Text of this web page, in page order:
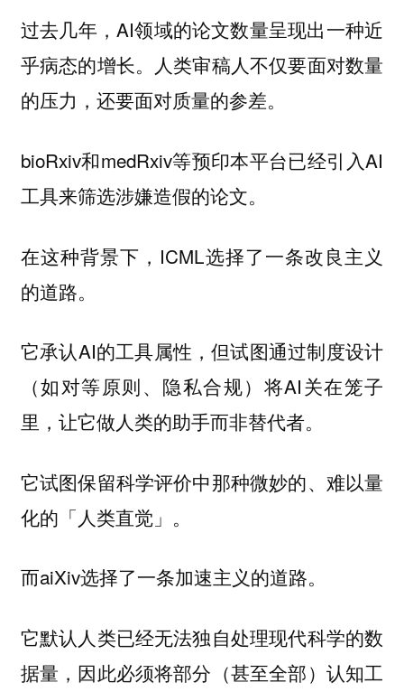
过去几年，AI领域的论文数量呈现出一种近
乎病态的增长。人类审稿人不仅要面对数量
的压力，还要面对质量的参差。
bioRxiv和medRxiv等预印本平台已经引入AI
工具来筛选涉嫌造假的论文。
在这种背景下，ICML选择了一条改良主义
的道路。
它承认AI的工具属性，但试图通过制度设计
（如对等原则、隐私合规）将AI关在笼子
里，让它做人类的助手而非替代者。
它试图保留科学评价中那种微妙的、难以量
化的「人类直觉」。
而aiXiv选择了一条加速主义的道路。
它默认人类已经无法独自处理现代科学的数
据量，因此必须将部分（甚至全部）认知工